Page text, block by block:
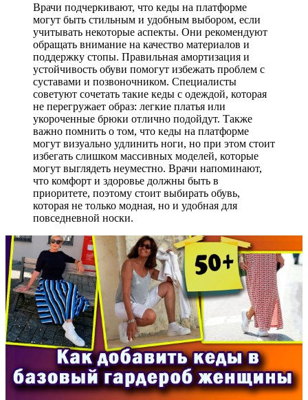
Врачи подчеркивают, что кеды на платформе
могут быть стильным и удобным выбором, если
учитывать некоторые аспекты. Они рекомендуют
обращать внимание на качество материалов и
поддержку стопы. Правильная амортизация и
устойчивость обуви помогут избежать проблем с
суставами и позвоночником. Специалисты
советуют сочетать такие кеды с одеждой, которая
не перегружает образ: легкие платья или
укороченные брюки отлично подойдут. Также
важно помнить о том, что кеды на платформе
могут визуально удлинить ноги, но при этом стоит
избегать слишком массивных моделей, которые
могут выглядеть неуместно. Врачи напоминают,
что комфорт и здоровье должны быть в
приоритете, поэтому стоит выбирать обувь,
которая не только модная, но и удобная для
повседневной носки.